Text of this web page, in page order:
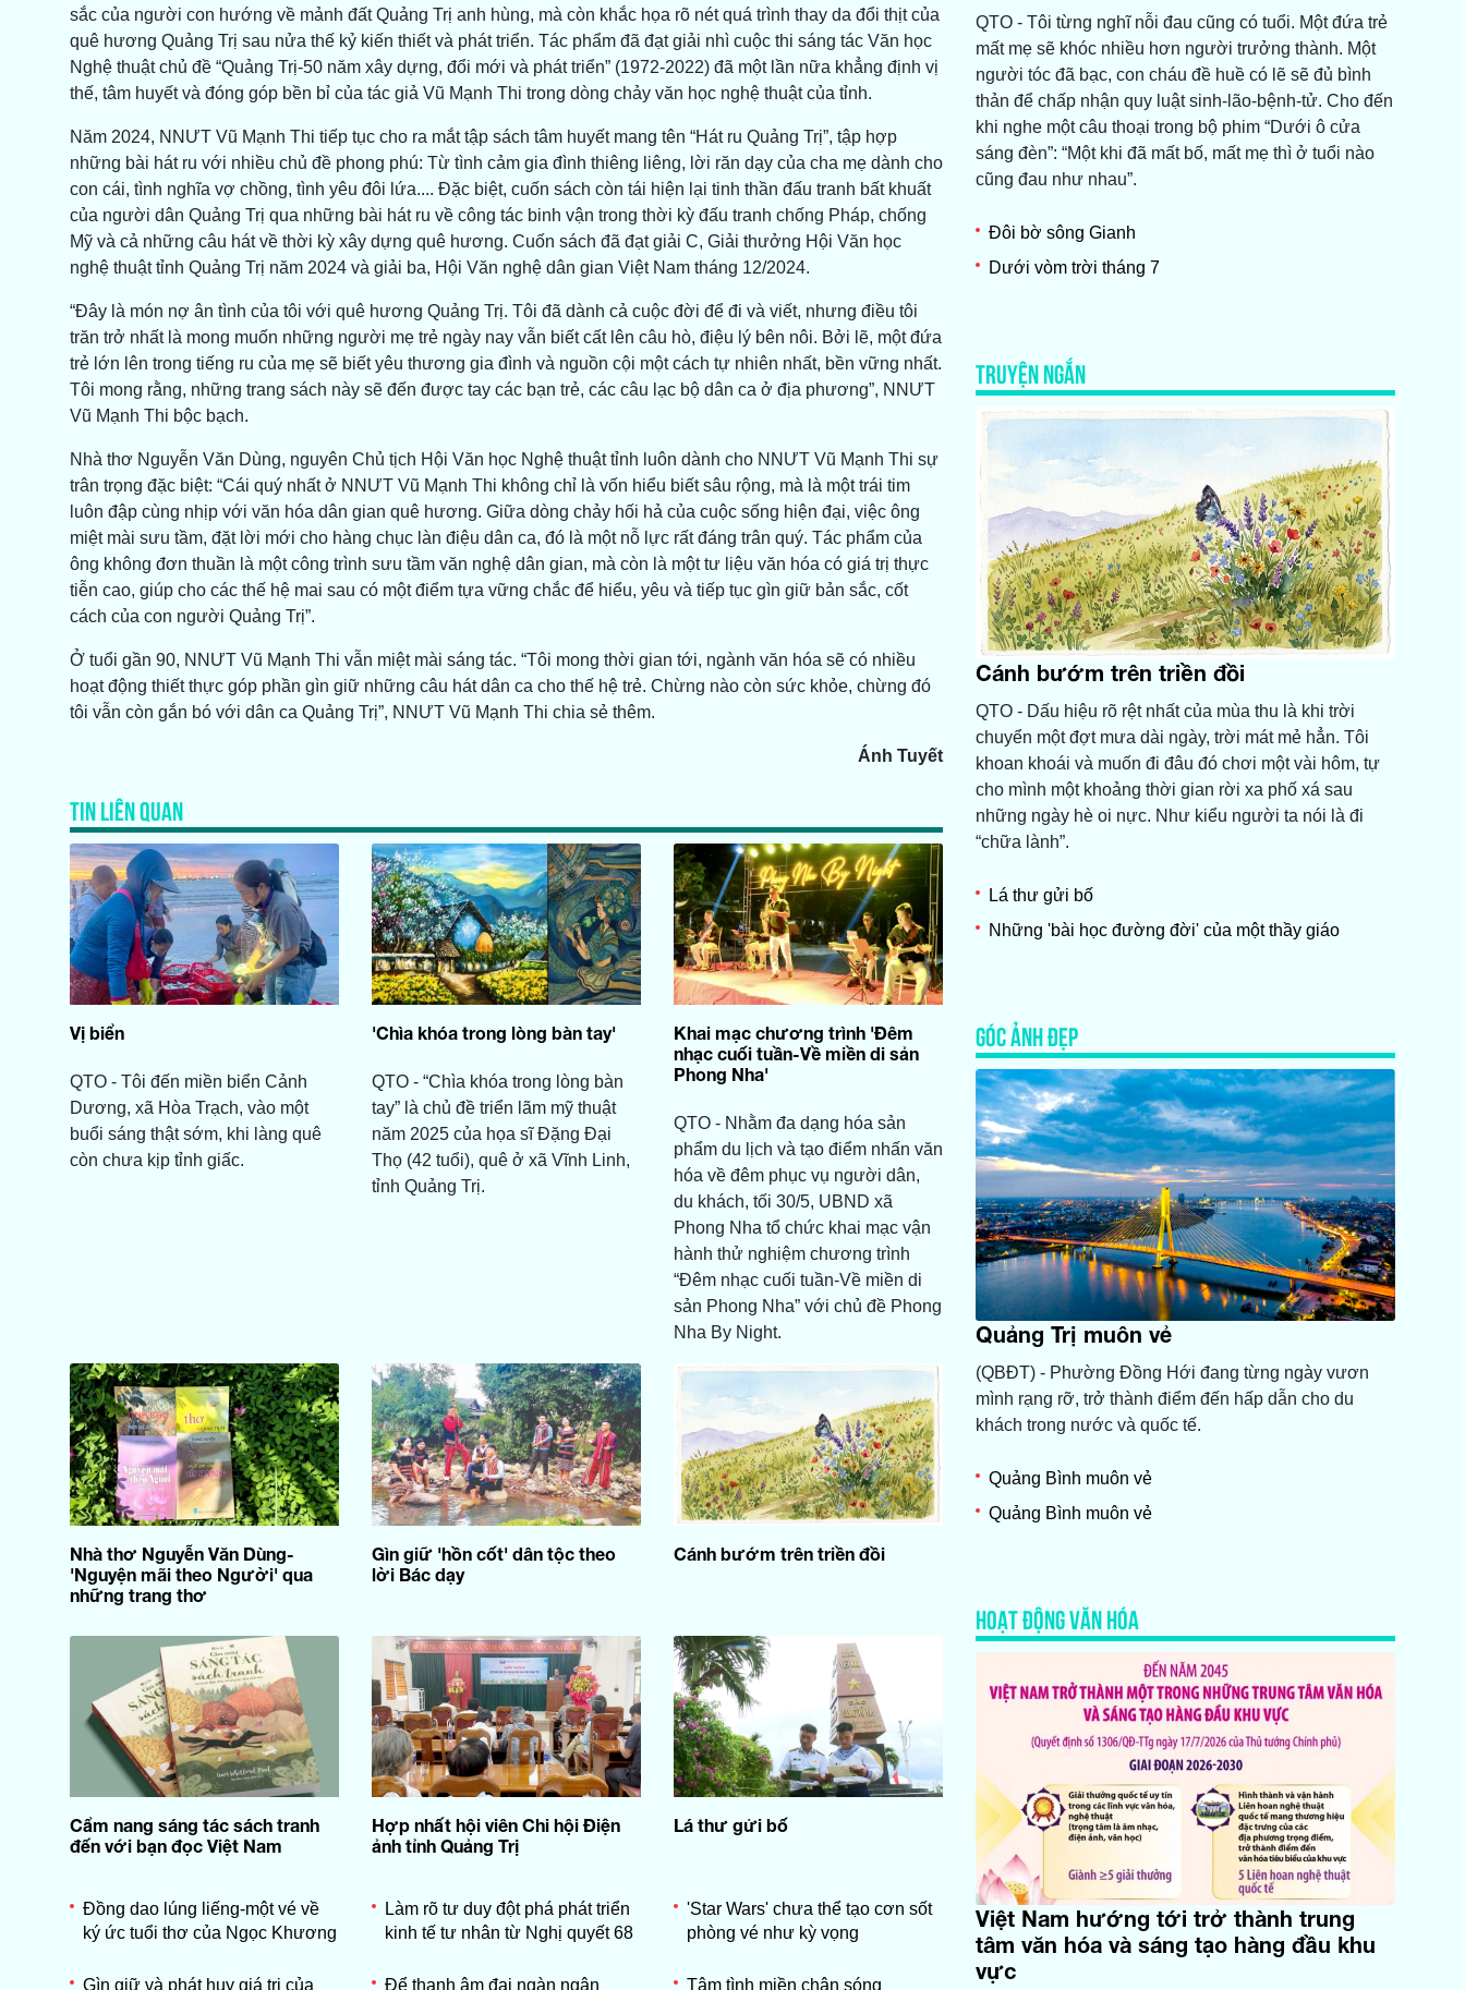
sắc của người con hướng về mảnh đất Quảng Trị anh hùng, mà còn khắc họa rõ nét quá trình thay da đổi thịt của
quê hương Quảng Trị sau nửa thế kỷ kiến thiết và phát triển. Tác phẩm đã đạt giải nhì cuộc thi sáng tác Văn học
Nghệ thuật chủ đề “Quảng Trị-50 năm xây dựng, đổi mới và phát triển” (1972-2022) đã một lần nữa khẳng định vị
thế, tâm huyết và đóng góp bền bỉ của tác giả Vũ Mạnh Thi trong dòng chảy văn học nghệ thuật của tỉnh.
Năm 2024, NNƯT Vũ Mạnh Thi tiếp tục cho ra mắt tập sách tâm huyết mang tên “Hát ru Quảng Trị”, tập hợp
những bài hát ru với nhiều chủ đề phong phú: Từ tình cảm gia đình thiêng liêng, lời răn dạy của cha mẹ dành cho
con cái, tình nghĩa vợ chồng, tình yêu đôi lứa.... Đặc biệt, cuốn sách còn tái hiện lại tinh thần đấu tranh bất khuất
của người dân Quảng Trị qua những bài hát ru về công tác binh vận trong thời kỳ đấu tranh chống Pháp, chống
Mỹ và cả những câu hát về thời kỳ xây dựng quê hương. Cuốn sách đã đạt giải C, Giải thưởng Hội Văn học
nghệ thuật tỉnh Quảng Trị năm 2024 và giải ba, Hội Văn nghệ dân gian Việt Nam tháng 12/2024.
“Đây là món nợ ân tình của tôi với quê hương Quảng Trị. Tôi đã dành cả cuộc đời để đi và viết, nhưng điều tôi
trăn trở nhất là mong muốn những người mẹ trẻ ngày nay vẫn biết cất lên câu hò, điệu lý bên nôi. Bởi lẽ, một đứa
trẻ lớn lên trong tiếng ru của mẹ sẽ biết yêu thương gia đình và nguồn cội một cách tự nhiên nhất, bền vững nhất.
Tôi mong rằng, những trang sách này sẽ đến được tay các bạn trẻ, các câu lạc bộ dân ca ở địa phương”, NNƯT
Vũ Mạnh Thi bộc bạch.
Nhà thơ Nguyễn Văn Dùng, nguyên Chủ tịch Hội Văn học Nghệ thuật tỉnh luôn dành cho NNƯT Vũ Mạnh Thi sự
trân trọng đặc biệt: “Cái quý nhất ở NNƯT Vũ Mạnh Thi không chỉ là vốn hiểu biết sâu rộng, mà là một trái tim
luôn đập cùng nhịp với văn hóa dân gian quê hương. Giữa dòng chảy hối hả của cuộc sống hiện đại, việc ông
miệt mài sưu tầm, đặt lời mới cho hàng chục làn điệu dân ca, đó là một nỗ lực rất đáng trân quý. Tác phẩm của
ông không đơn thuần là một công trình sưu tầm văn nghệ dân gian, mà còn là một tư liệu văn hóa có giá trị thực
tiễn cao, giúp cho các thế hệ mai sau có một điểm tựa vững chắc để hiểu, yêu và tiếp tục gìn giữ bản sắc, cốt
cách của con người Quảng Trị”.
Ở tuổi gần 90, NNƯT Vũ Mạnh Thi vẫn miệt mài sáng tác. “Tôi mong thời gian tới, ngành văn hóa sẽ có nhiều
hoạt động thiết thực góp phần gìn giữ những câu hát dân ca cho thế hệ trẻ. Chừng nào còn sức khỏe, chừng đó
tôi vẫn còn gắn bó với dân ca Quảng Trị”, NNƯT Vũ Mạnh Thi chia sẻ thêm.
Ánh Tuyết
TIN LIÊN QUAN
Vị biển
QTO - Tôi đến miền biển Cảnh
Dương, xã Hòa Trạch, vào một
buổi sáng thật sớm, khi làng quê
còn chưa kịp tỉnh giấc.
'Chìa khóa trong lòng bàn tay'
QTO - “Chìa khóa trong lòng bàn
tay” là chủ đề triển lãm mỹ thuật
năm 2025 của họa sĩ Ðặng Ðại
Thọ (42 tuổi), quê ở xã Vĩnh Linh,
tỉnh Quảng Trị.
Khai mạc chương trình 'Đêm
nhạc cuối tuần-Về miền di sản
Phong Nha'
QTO - Nhằm đa dạng hóa sản
phẩm du lịch và tạo điểm nhấn văn
hóa về đêm phục vụ người dân,
du khách, tối 30/5, UBND xã
Phong Nha tổ chức khai mạc vận
hành thử nghiệm chương trình
“Đêm nhạc cuối tuần-Về miền di
sản Phong Nha” với chủ đề Phong
Nha By Night.
Nhà thơ Nguyễn Văn Dùng-
'Nguyện mãi theo Người' qua
những trang thơ
Gìn giữ 'hồn cốt' dân tộc theo
lời Bác dạy
Cánh bướm trên triền đồi
Cẩm nang sáng tác sách tranh
đến với bạn đọc Việt Nam
Hợp nhất hội viên Chi hội Điện
ảnh tỉnh Quảng Trị
Lá thư gửi bố
Đồng dao lúng liếng-một vé về
ký ức tuổi thơ của Ngọc Khương
Làm rõ tư duy đột phá phát triển
kinh tế tư nhân từ Nghị quyết 68
'Star Wars' chưa thể tạo cơn sốt
phòng vé như kỳ vọng
Gìn giữ và phát huy giá trị của Để thanh âm đại ngàn ngân Tâm tình miền chân sóng
QTO - Tôi từng nghĩ nỗi đau cũng có tuổi. Một đứa trẻ
mất mẹ sẽ khóc nhiều hơn người trưởng thành. Một
người tóc đã bạc, con cháu đề huề có lẽ sẽ đủ bình
thản để chấp nhận quy luật sinh-lão-bệnh-tử. Cho đến
khi nghe một câu thoại trong bộ phim “Dưới ô cửa
sáng đèn”: “Một khi đã mất bố, mất mẹ thì ở tuổi nào
cũng đau như nhau”.
Đôi bờ sông Gianh
Dưới vòm trời tháng 7
TRUYỆN NGẮN
Cánh bướm trên triền đồi
QTO - Dấu hiệu rõ rệt nhất của mùa thu là khi trời
chuyển một đợt mưa dài ngày, trời mát mẻ hẳn. Tôi
khoan khoái và muốn đi đâu đó chơi một vài hôm, tự
cho mình một khoảng thời gian rời xa phố xá sau
những ngày hè oi nực. Như kiểu người ta nói là đi
“chữa lành”.
Lá thư gửi bố
Những 'bài học đường đời' của một thầy giáo
GÓC ẢNH ĐẸP
Quảng Trị muôn vẻ
(QBĐT) - Phường Đồng Hới đang từng ngày vươn
mình rạng rỡ, trở thành điểm đến hấp dẫn cho du
khách trong nước và quốc tế.
Quảng Bình muôn vẻ
Quảng Bình muôn vẻ
HOẠT ĐỘNG VĂN HÓA
Việt Nam hướng tới trở thành trung
tâm văn hóa và sáng tạo hàng đầu khu
vực